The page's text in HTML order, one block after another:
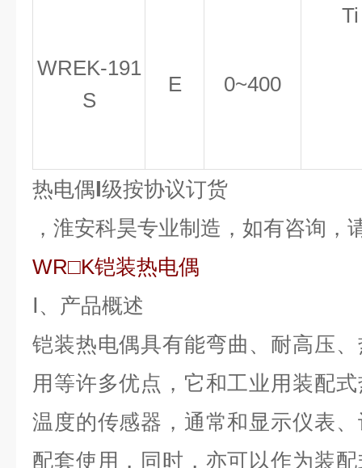
Ti
WREK-191
S
E 0~400
热电偶I级按协议订货
，淮安科昊专业制造，如有咨询，
WR□K铠装热电偶
Ⅰ、产品概述
铠装热电偶具有能弯曲、耐高压
用等许多优点，它和工业用装配
温度的传感器，通常和显示仪表
配套使用，同时，亦可以作为装